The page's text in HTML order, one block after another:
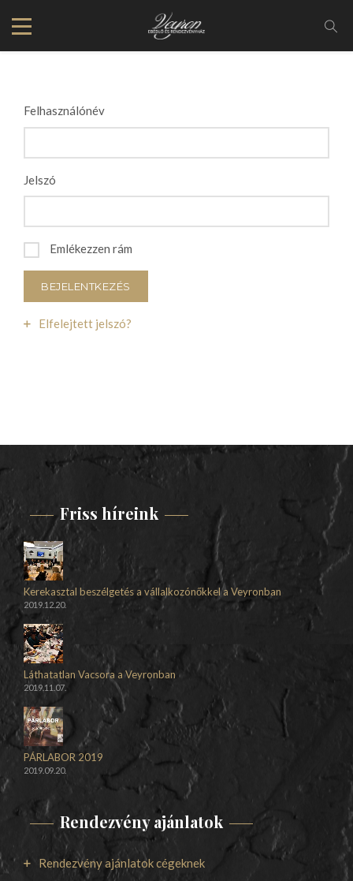
Felhasználónév
Jelszó
Emlékezzen rám
BEJELENTKEZÉS
Elfelejtett jelszó?
Friss híreink
Kerekasztal beszélgetés a vállalkozónőkkel a Veyronban
2019.12.20.
Láthatatlan Vacsora a Veyronban
2019.11.07.
PÁRLABOR 2019
2019.09.20.
Rendezvény ajánlatok
Rendezvény ajánlatok cégeknek